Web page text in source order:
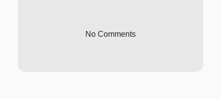
No Comments